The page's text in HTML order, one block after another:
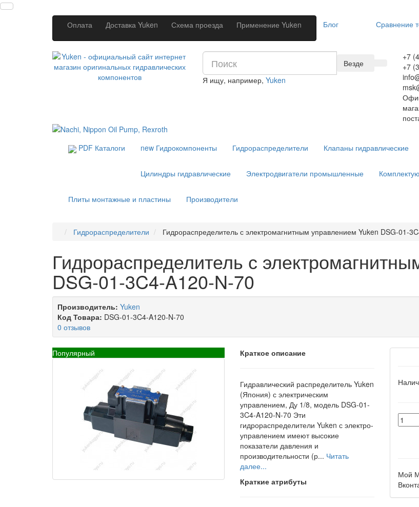
Оплата Доставка Yuken Схема проезда Применение Yuken Блог Сравнение
+7
+7
Везде
Я ищу, например, Yuken
PDF Каталоги new Гидрокомпоненты Гидрораспределители Клапаны гидравлические
Цилиндры гидравлические Электродвигатели промышленные
Плиты монтажные и пластины Производители
Гидрораспределители Гидрораспределитель с электромагнитным управлением Yuken DSG-01-
Гидрораспределитель с
DSG-01-3C4-A120-N-70
Производитель: Yuken
Код Товара: DSG-01-3C4-A120-N-70
0 отзывов
Популярный Краткое описание
Гидравлический распределитель Yuken
(Япония) с электрическим
управлением, Ду 1/8, модель DSG-01-
3C4-A120-N-70 Эти
гидрораспределители Yuken с электро-
управлением имеют высокие
показатели давления и
производительности (р... Читать
далее...
Краткие атрибуты
Мой